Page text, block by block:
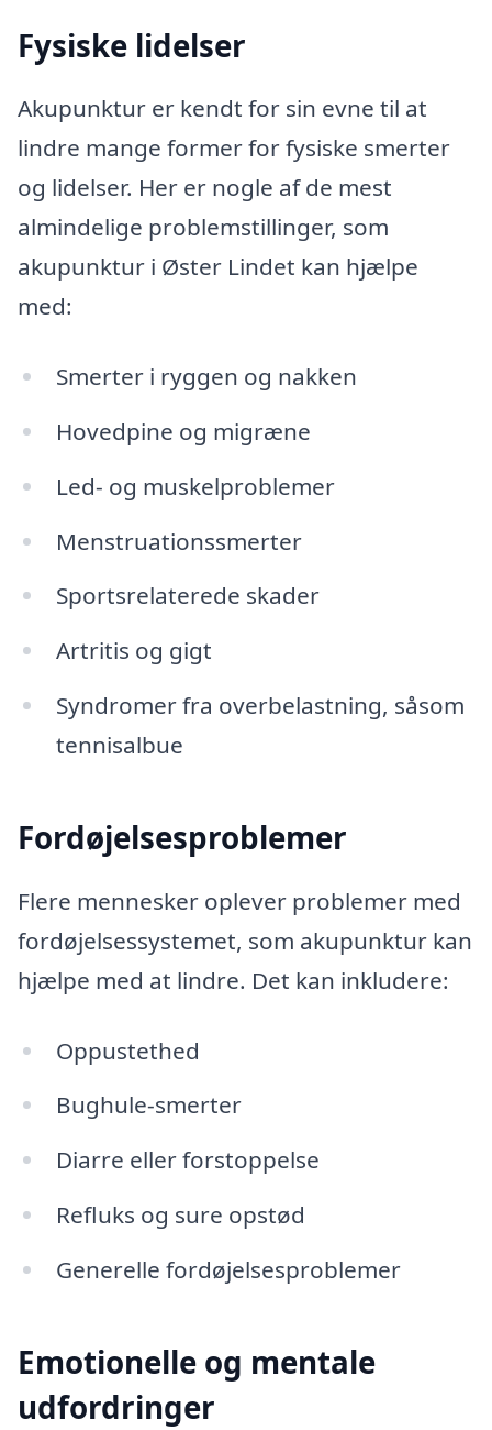
Fysiske lidelser
Akupunktur er kendt for sin evne til at
lindre mange former for fysiske smerter
og lidelser. Her er nogle af de mest
almindelige problemstillinger, som
akupunktur i Øster Lindet kan hjælpe
med:
Smerter i ryggen og nakken
Hovedpine og migræne
Led- og muskelproblemer
Menstruationssmerter
Sportsrelaterede skader
Artritis og gigt
Syndromer fra overbelastning, såsom
tennisalbue
Fordøjelsesproblemer
Flere mennesker oplever problemer med
fordøjelsessystemet, som akupunktur kan
hjælpe med at lindre. Det kan inkludere:
Oppustethed
Bughule-smerter
Diarre eller forstoppelse
Refluks og sure opstød
Generelle fordøjelsesproblemer
Emotionelle og mentale
udfordringer